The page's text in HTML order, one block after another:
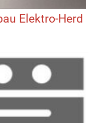
Elektro-Herd